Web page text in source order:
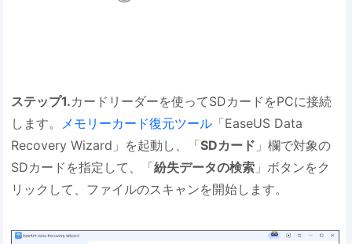
ステップ1.カードリーダーを使ってSDカードをPCに接続
します。
メモリーカード復元ツール 「EaseUS Data
Recovery Wizard」を起動し、「SDカード 」欄で対象の
SDカードを指定して、「紛失データの検索 」ボタンをク
リックして、ファイルのスキャンを開始します。